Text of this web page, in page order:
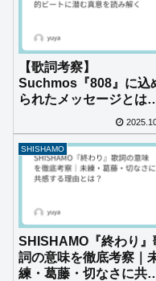
【歌詞考察】
Suchmos『808』に込
られたメッセージとは
──都会的ビートに潜む
意を読み解く
SHISHAMO
SHISHAMO『終わり』
詞の意味を徹底考察｜
練・葛藤・切なさに共